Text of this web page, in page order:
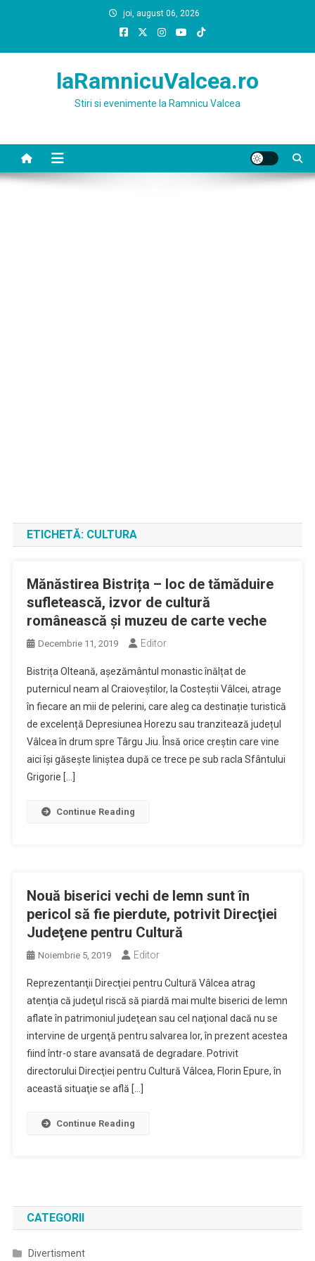
joi, august 06, 2026
laRamnicuValcea.ro
Stiri si evenimente la Ramnicu Valcea
ETICHETĂ: CULTURA
Mănăstirea Bistrița – loc de tămăduire
sufletească, izvor de cultură
românească și muzeu de carte veche
Decembrie 11, 2019 Editor
Bistrița Olteană, așezământul monastic înălțat de
puternicul neam al Craioveștilor, la Costeștii Vâlcei, atrage
în fiecare an mii de pelerini, care aleg ca destinație turistică
de excelență Depresiunea Horezu sau tranzitează județul
Vâlcea în drum spre Târgu Jiu. Însă orice creștin care vine
aici își găsește liniștea după ce trece pe sub racla Sfântului
Grigorie […]
Continue Reading
Nouă biserici vechi de lemn sunt în
pericol să fie pierdute, potrivit Direcţiei
Judeţene pentru Cultură
Noiembrie 5, 2019 Editor
Reprezentanţii Direcţiei pentru Cultură Vâlcea atrag
atenţia că judeţul riscă să piardă mai multe biserici de lemn
aflate în patrimoniul judeţean sau cel naţional dacă nu se
intervine de urgenţă pentru salvarea lor, în prezent acestea
fiind într-o stare avansată de degradare. Potrivit
directorului Direcţiei pentru Cultură Vâlcea, Florin Epure, în
această situaţie se află […]
Continue Reading
CATEGORII
Divertisment